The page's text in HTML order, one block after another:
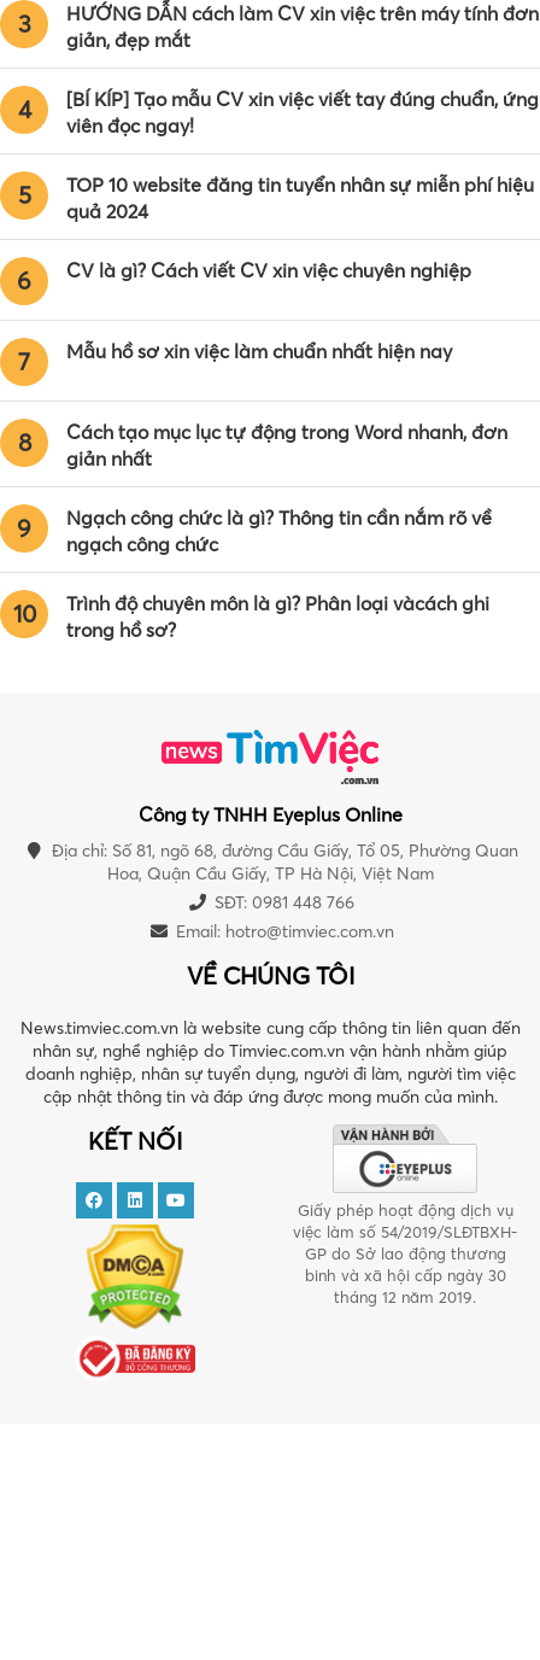
3
HƯỚNG DẪN cách làm CV xin việc trên máy tính đơn
giản, đẹp mắt
4
[BÍ KÍP] Tạo mẫu CV xin việc viết tay đúng chuẩn, ứng
viên đọc ngay!
5
TOP 10 website đăng tin tuyển nhân sự miễn phí hiệu
quả 2024
6 CV là gì? Cách viết CV xin việc chuyên nghiệp
7 Mẫu hồ sơ xin việc làm chuẩn nhất hiện nay
8
Cách tạo mục lục tự động trong Word nhanh, đơn
giản nhất
9
Ngạch công chức là gì? Thông tin cần nắm rõ về
ngạch công chức
10
Trình độ chuyên môn là gì? Phân loại vàcách ghi
trong hồ sơ?
Công ty TNHH Eyeplus Online
Địa chỉ: Số 81, ngõ 68, đường Cầu Giấy, Tổ 05, Phường Quan
Hoa, Quận Cầu Giấy, TP Hà Nội, Việt Nam
SĐT: 0981 448 766
Email: hotro@timviec.com.vn
VỀ CHÚNG TÔI
News.timviec.com.vn là website cung cấp thông tin liên quan đến
nhân sự, nghề nghiệp do Timviec.com.vn vận hành nhằm giúp
doanh nghiệp, nhân sự tuyển dụng, người đi làm, người tìm việc
cập nhật thông tin và đáp ứng được mong muốn của mình.
KẾT NỐI
Giấy phép hoạt động dịch vụ
việc làm số 54/2019/SLĐTBXH-
GP do Sở lao động thương
binh và xã hội cấp ngày 30
tháng 12 năm 2019.